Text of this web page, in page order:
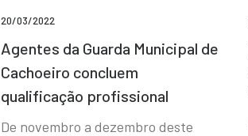
20/03/2022
Agentes da Guarda Municipal de
Cachoeiro concluem
qualificação profissional
De novembro a dezembro deste